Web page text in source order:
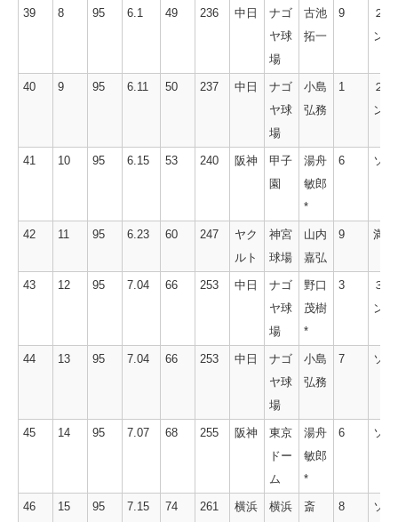
39 8 95 6.1 49 236 中日
ナゴ
ヤ球
場
古池
拓一
9
２ラ
ン
40 9 95 6.11 50 237 中日
ナゴ
ヤ球
場
小島
弘務
1
２ラ
ン
41 10 95 6.15 53 240 阪神
甲子
園
湯舟
敏郎
*
6 ソロ
42 11 95 6.23 60 247
ヤク
ルト
神宮
球場
山内
嘉弘
9 満塁
43 12 95 7.04 66 253 中日
ナゴ
ヤ球
場
野口
茂樹
*
3
３ラ
ン
44 13 95 7.04 66 253 中日
ナゴ
ヤ球
場
小島
弘務
7 ソロ
45 14 95 7.07 68 255 阪神
東京
ドー
ム
湯舟
敏郎
*
6 ソロ
46 15 95 7.15 74 261 横浜
横浜
斎
8 ソロ